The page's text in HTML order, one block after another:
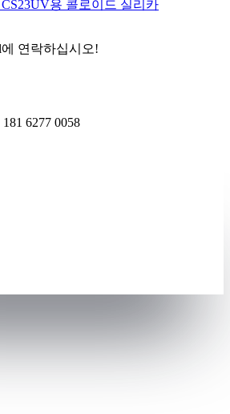
용 콜로이드 실리카
에 연락하십시오!
6277 0058